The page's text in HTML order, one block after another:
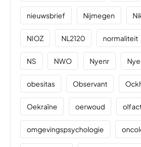
nieuwsbrief Nijmegen
NIOZ NL2120 normaliteit
NS NWO Nyenr
obesitas Observant
Oekraïne oerwoud
omgevingspsychologie